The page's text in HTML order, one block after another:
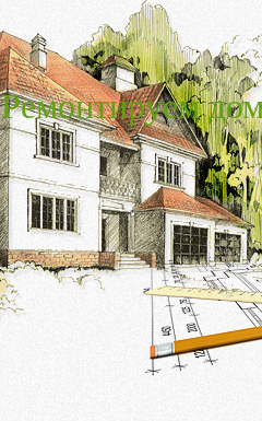
Ремонтируем